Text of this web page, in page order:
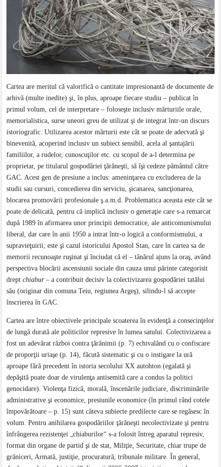
Cartea are meritul că valorifică o cantitate impresionantă de documente de
arhivă (multe inedite) şi, în plus, aproape fiecare studiu – publicat în
primul volum, cel de interpretare – foloseşte inclusiv mărturiile orale,
memorialistica, surse uneori greu de utilizat şi de integrat într-un discurs
istoriografic. Utilizarea acestor mărturii este cât se poate de adecvată şi
binevenită, acoperind inclusiv un subiect sensibil, acela al şantajării
familiilor, a rudelor, cunoscuţilor etc. cu scopul de a-l determina pe
proprietar, pe titularul gospodăriei ţărăneşti, să îşi cedeze pământul către
GAC. Acest gen de presiune a inclus: ameninţarea cu excluderea de la
studii sau cursuri, concedierea din serviciu, şicanarea, sancţionarea,
blocarea promovării profesionale ş.a.m.d. Problematica aceasta este cât se
poate de delicată, pentru că implică inclusiv o generaţie care s-a remarcat
după 1989 în afirmarea unor principii democratice, ale anticomunismului
liberal, dar care în anii 1950 a intrat într-o logică a conformismului, a
supravieţuirii; este şi cazul istoricului Apostol Stan, care în cartea sa de
memorii recunoaşte ruşinat şi înciudat că el – tânărul ajuns la oraş, având
perspectiva blocării ascensiunii sociale din cauza unui părinte categorisit
dreptchiabur– a contribuit decisiv la colectivizarea gospodăriei tatălui
său (originar din comuna Teiu, regiunea Argeş), silindu-l să accepte
înscrierea în GAC.
Cartea are între obiectivele principale scoaterea în evidenţă a consecinţelor
de lungă durată ale politicilor represive în lumea satului. Colectivizarea a
fost un adevărat război contra ţărănimii (p. 7) echivalând cu o confiscare
de proporţii uriaşe (p. 14), făcută sistematic şi cu o instigare la ură
aproape fără precedent în istoria secolului XX autohton (egalată şi
depăşită poate doar de virulenţa antisemită care a condus la politici
genocidare). Violenţa fizică, morală, înscenările judiciare, discriminările
administrative şi economice, presiunile economice (în primul rând cotele
împovărătoare – p. 15) sunt câteva subiecte predilecte care se regăsesc în
volum. Pentru anihilarea gospodăriilor ţărăneşti necolectivizate şi pentru
înfrângerea rezistenţei „chiaburilor“ s-a folosit întreg aparatul represiv,
format din organe de partid şi de stat, Miliţie, Securitate, chiar trupe de
grăniceri, Armată, justiţie, procuratură, tribunale militare. În general,